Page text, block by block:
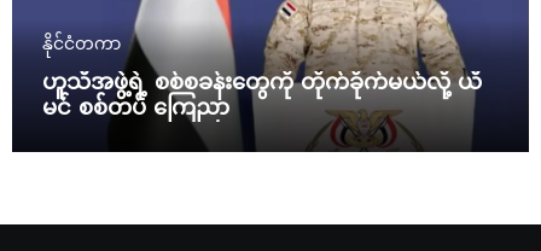
နိုင်ငံတကာ
ဟူသီအဖွဲ့ရဲ့ စစ်စခန်းတွေကို တိုက်ခိုက်မယ်လို့ ယီ
မင် စစ်တပ် ကြေညာ